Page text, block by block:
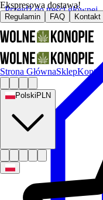
Przejdź do treści głównej
Ekspresowa dostawa!
Regulamin FAQ Kontakt
Strona GłównaSklepKontakt
Polski PLN